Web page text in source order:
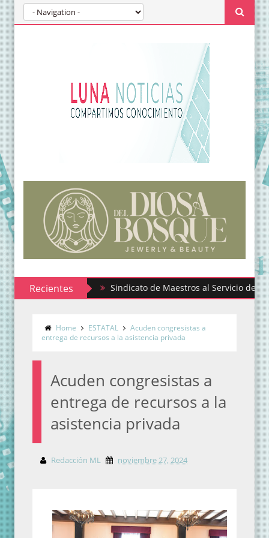
RecientesSindicato de Maestros al Servicio del Estado de
Home ESTATAL
Acuden congresistas a
entrega de recursos a la asistencia privada
Acuden congresistas a
entrega de recursos a la
asistencia privada
Redacción ML noviembre 27, 2024